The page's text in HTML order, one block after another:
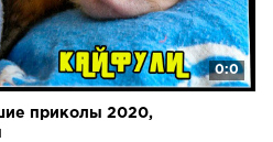
0:0
приколы 2020,